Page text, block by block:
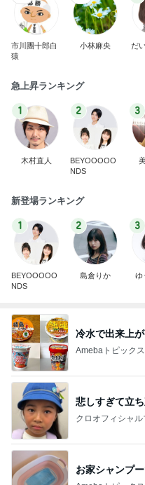
市川團十郎白
猿
小林麻央 だ
急上昇ランキング
1
木村直人
2
BEYOOOOO
NDS
3
新登場ランキング
1
BEYOOOOO
NDS
2
島倉りか
3
ゆ
冷水で出来上
Amebaトピックス
悲しすぎて立ち
クロオフィシャ
お家シャンプ